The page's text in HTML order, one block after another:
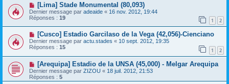
[Lima] Stade Monumental (80,093)
Dernier message par adeaide « 16 nov. 2012, 19:44
Réponses : 19 1 2
[Cusco] Estadio Garcilaso de la Vega (42,056)-Cienciano
Dernier message par actu.stades « 10 sept. 2012, 19:35
Réponses : 15 1 2
[Arequipa] Estadio de la UNSA (45,000) - Melgar Arequipa
Dernier message par ZIZOU « 18 juil. 2012, 21:53
Réponses : 5